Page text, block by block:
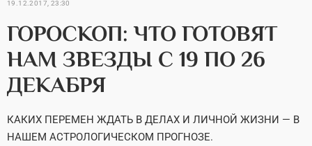
19.12.2017, 23:30
ГОРОСКОП: ЧТО ГОТОВЯТ
НАМ ЗВЕЗДЫ С 19 ПО 26
ДЕКАБРЯ
КАКИХ ПЕРЕМЕН ЖДАТЬ В ДЕЛАХ И ЛИЧНОЙ ЖИЗНИ — В
НАШЕМ АСТРОЛОГИЧЕСКОМ ПРОГНОЗЕ.